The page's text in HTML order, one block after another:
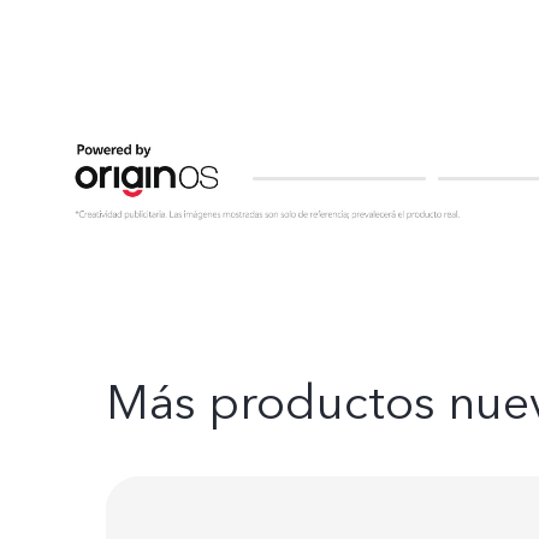
Más productos